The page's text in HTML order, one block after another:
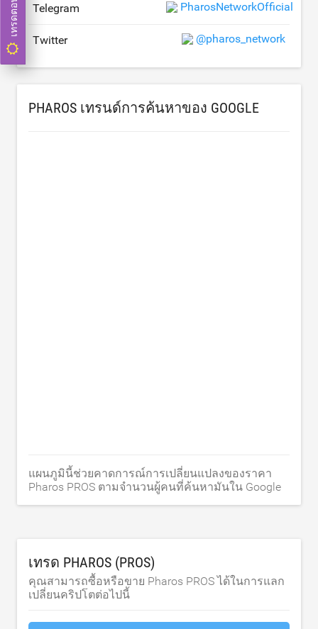
Telegram PharosNetworkOfficial
Twitter @pharos_network
PHAROS เทรนด์การค้นหาของ GOOGLE
แผนภูมินี้ช่วยคาดการณ์การเปลี่ยนแปลงของราคา
Pharos PROS ตามจำนวนผู้คนที่ค้นหามันใน Google
เทรด PHAROS (PROS)
คุณสามารถซื้อหรือขาย Pharos PROS ได้ในการแลก
เปลี่ยนคริปโตต่อไปนี้
เทรดตอนนี้